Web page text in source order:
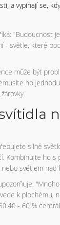
a vypínají se,
"Budoucnost
- světle, které
může být
ho
silné
Kombinujte ho s
světlem nad
k plochému,
- 60 %